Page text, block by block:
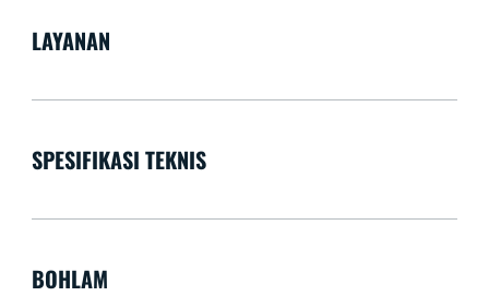
LAYANAN
SPESIFIKASI TEKNIS
BOHLAM